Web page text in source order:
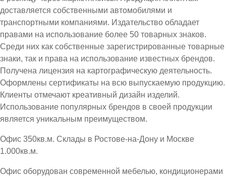
доставляется собственными автомобилями и
транспортными компаниями. Издательство обладает
правами на использование более 50 товарных знаков.
Среди них как собственные зарегистрированные товарные
знаки, так и права на использование известных брендов.
Получена лицензия на картографическую деятельность.
Оформлены сертификаты на всю выпускаемую продукцию.
Клиенты отмечают креативный дизайн изделий.
Использование популярных брендов в своей продукции
является уникальным преимуществом.
Офис 350кв.м. Склады в Ростове-на-Дону и Москве
1.000кв.м.
Офис оборудован современной мебелью, кондиционерами